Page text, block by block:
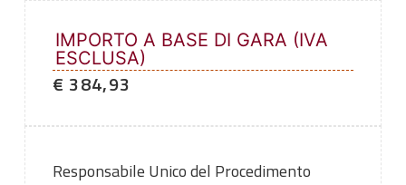
IMPORTO A BASE DI GARA (IVA
ESCLUSA)
€ 384,93
Responsabile Unico del Procedimento